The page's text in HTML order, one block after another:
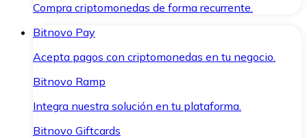
Compra criptomonedas de forma recurrente.
Bitnovo Pay
Acepta pagos con criptomonedas en tu negocio.
Bitnovo Ramp
Integra nuestra solución en tu plataforma.
Bitnovo Giftcards